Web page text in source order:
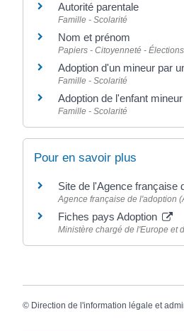
Autorité parentale
Famille - Scolarité
Nom et prénom
Papiers - Citoyenneté - Élections
Adoption d'un mineur par
Famille - Scolarité
Adoption de l'enfant
Famille - Scolarité
Pour en savoir plus
Site de l'Agence française
Agence française de l'adoption
Fiches pays Adoption
Ministère chargé de l'Europe et
© Direction de l'information légale et